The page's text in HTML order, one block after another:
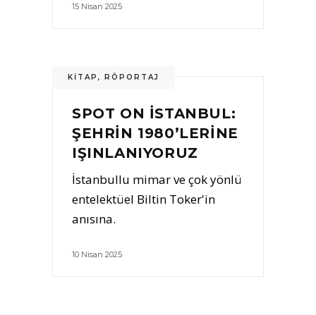
15 Nisan 2025
KITAP , RÖPORTAJ
SPOT ON İSTANBUL:
ŞEHRIN 1980’LERINE
IŞINLANIYORUZ
İstanbullu mimar ve çok yönlü
entelektüel Biltin Toker'in
anısına.
10 Nisan 2025